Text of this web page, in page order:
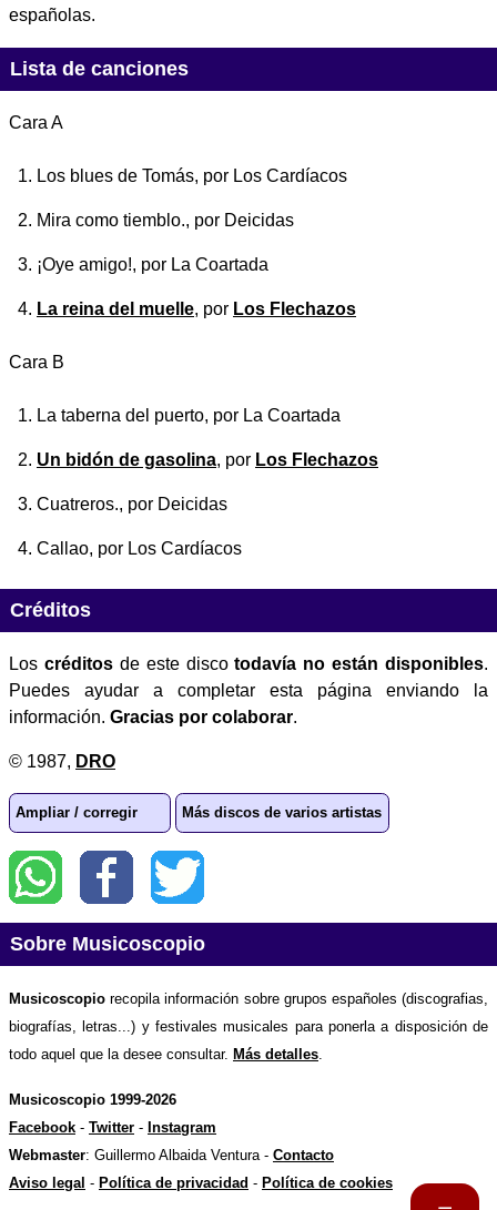
españolas.
Lista de canciones
Cara A
Los blues de Tomás, por Los Cardíacos
Mira como tiemblo., por Deicidas
¡Oye amigo!, por La Coartada
La reina del muelle, por Los Flechazos
Cara B
La taberna del puerto, por La Coartada
Un bidón de gasolina, por Los Flechazos
Cuatreros., por Deicidas
Callao, por Los Cardíacos
Créditos
Los créditosde este discotodavía no están disponibles.
Puedes ayudar a completar esta página enviando la
información. Gracias por colaborar.
© 1987, DRO
Ampliar / corregir Más discos de varios artistas
Sobre Musicoscopio
Musicoscopio recopila información sobre grupos españoles (discografias,
biografías, letras...) y festivales musicales para ponerla a disposición de
todo aquel que la desee consultar. Más detalles
Musicoscopio 1999-2026
Facebook - Twitter - Instagram
Webmaster: Guillermo Albaida Ventura - Contacto
Aviso legal - Política de privacidad - Política de cookies